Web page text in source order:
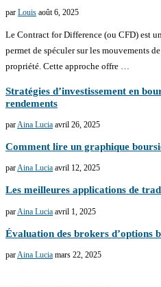
par Louis août 6, 2025
Le Contract for Difference (ou CFD) est
permet de spéculer sur les mouvements
propriété. Cette approche offre …
Stratégies d’investissement en
rendements
parAina Lucia avril 26, 2025
Comment lire un graphique
parAina Lucia avril 12, 2025
Les meilleures applications de
par Aina Lucia avril 1, 2025
Évaluation des brokers d’options
parAina Lucia mars 22, 2025